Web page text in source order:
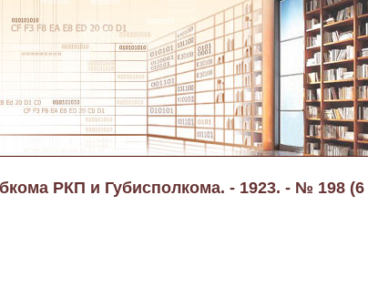
РКП и Губисполкома. - 1923. - № 198 (6